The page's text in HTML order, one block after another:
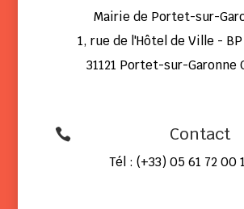
Mairie de Portet-sur-
1, rue de l'Hôtel de Ville -
31121 Portet-sur-Garonne
 Contact
Tél : (+33) 05 61 72 00